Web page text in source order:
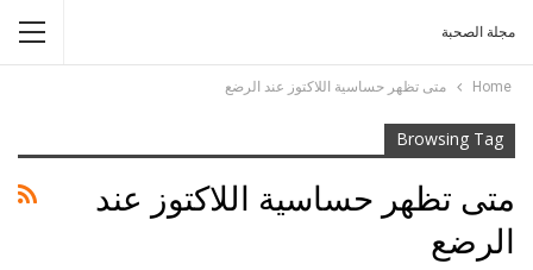
مجلة الصحبة
Home متى تظهر حساسية اللاكتوز عند الرضع
Browsing Tag
متى تظهر حساسية اللاكتوز عند
الرضع